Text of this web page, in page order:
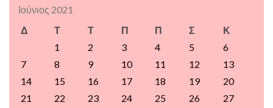
Ιούνιος 2021
Δ
Τ Τ Π Π Σ
Κ
1
2 3 4 5
6
7
8 9 10 11 12
13
14
15 16 17 18 19
20
21
22 23 24 25 26
27